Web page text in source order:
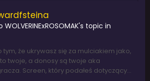
WOLVERINExROSOMAK's topic in
tym, że ukrywasz się za mulciakiem jako,
twoje, a donosy są twoje aka
Screen, który podałeś dotyczący...